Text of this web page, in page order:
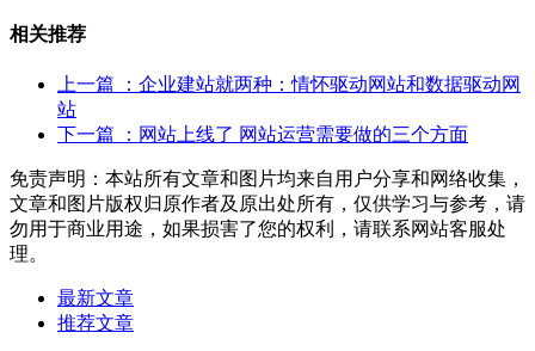
相关推荐
上一篇
：企业建站就两种：情怀驱动网站和数据驱动网
站
下一篇
：网站上线了 网站运营需要做的三个方面
免责声明：本站所有文章和图片均来自用户分享和网络收集，
文章和图片版权归原作者及原出处所有，仅供学习与参考，请
勿用于商业用途，如果损害了您的权利，请联系网站客服处
理。
最新文章
推荐文章